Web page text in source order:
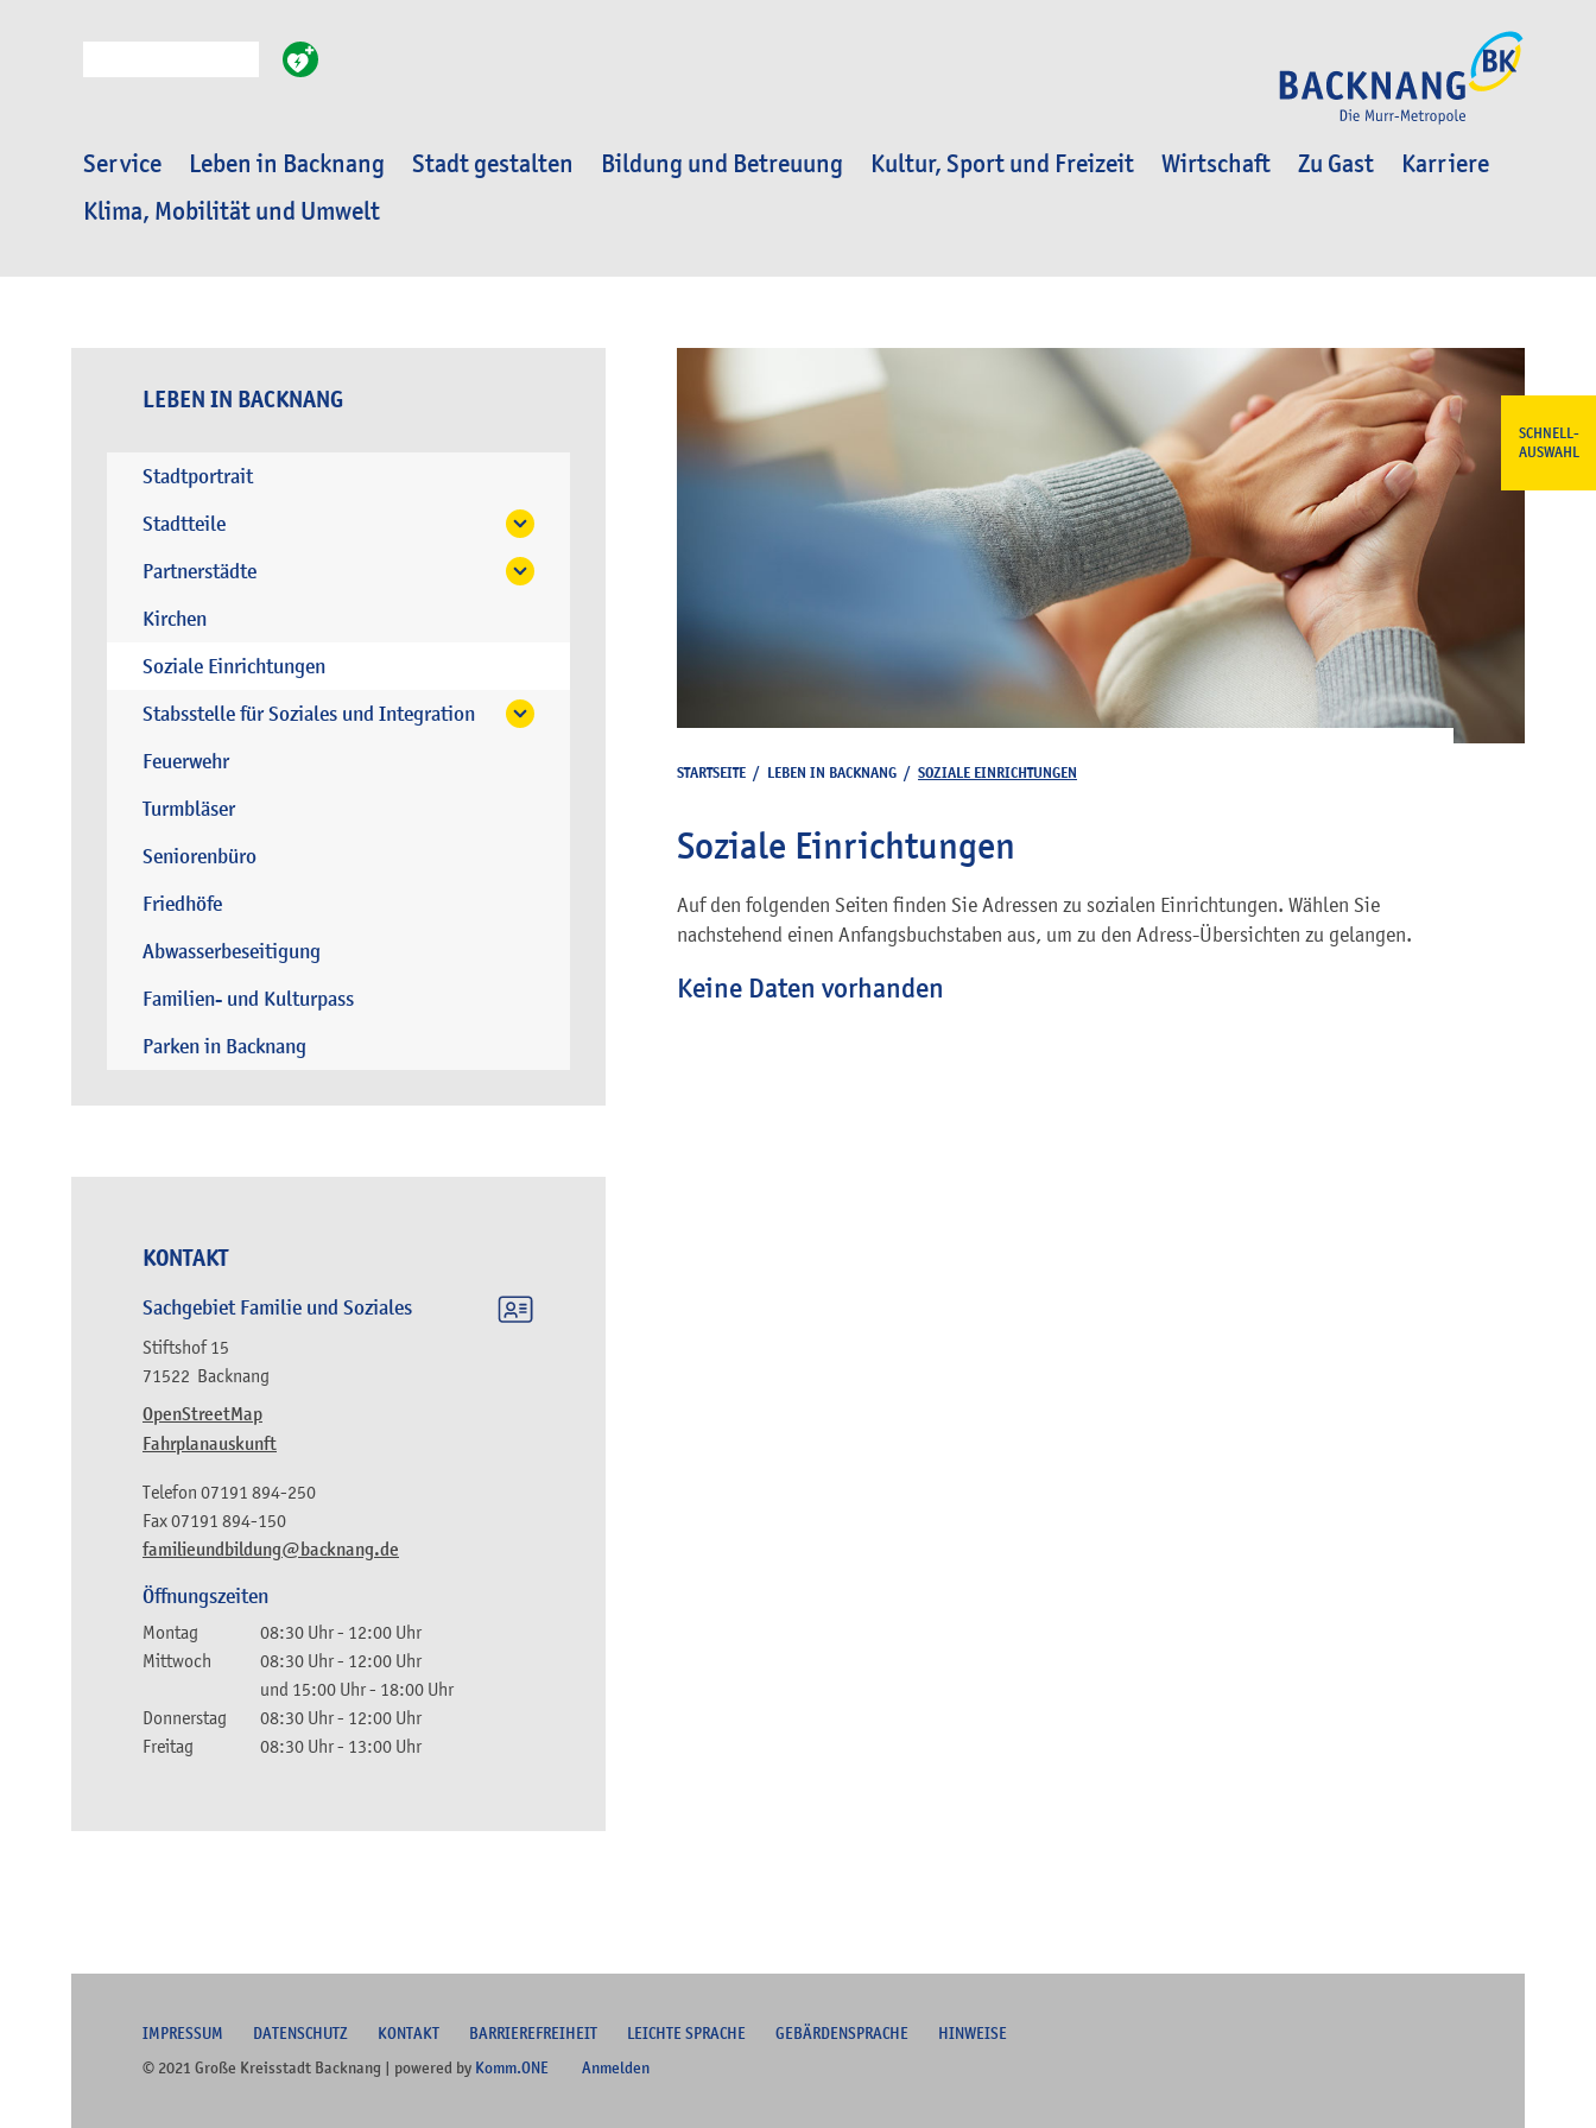
Service Leben in Backnang Stadt gestalten Bildung und Betreuung Kultur, Sport und Freizeit Wirtschaft Zu Gast
Karriere
Klima, Mobilität und Umwelt
SCHNELL-
AUSWAHL
LEBEN IN BACKNANG
Stadtportrait
Stadtteile
Partnerstädte
Kirchen
Soziale Einrichtungen
Stabsstelle für Soziales und Integration
Feuerwehr
Turmbläser
Seniorenbüro
Friedhöfe
Abwasserbeseitigung
Familien- und Kulturpass
Parken in Backnang
KONTAKT
Sachgebiet Familie und Soziales
Stiftshof 15
71522 Backnang
OpenStreetMap
Fahrplanauskunft
familieundbildung@backnang.de
Telefon 07191 894-250
Fax07191 894-150
Öffnungszeiten
Montag 08:30 Uhr- 12:00 Uhr
Mittwoch
08:30 Uhr- 12:00 Uhr
und 15:00 Uhr- 18:00 Uhr
Donnerstag
08:30 Uhr- 12:00 Uhr
Freitag
08:30 Uhr- 13:00 Uhr
STARTSEITE / LEBEN IN BACKNANG / SOZIALE EINRICHTUNGEN
Soziale Einrichtungen
Auf den folgenden Seiten finden Sie Adressen zu sozialen Einrichtungen. Wählen Sie
nachstehend einen Anfangsbuchstaben aus, um zu den Adress-Übersichten zu gelangen.
Keine Daten vorhanden
IMPRESSUM DATENSCHUTZ KONTAKT BARRIEREFREIHEIT LEICHTE SPRACHE GEBÄRDENSPRACHE
HINWEISE
© 2021 Große Kreisstadt Backnang | powered by Komm.ONE Anmelden